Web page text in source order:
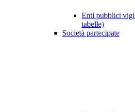
Enti pubblici
tabelle)
Società partecipate